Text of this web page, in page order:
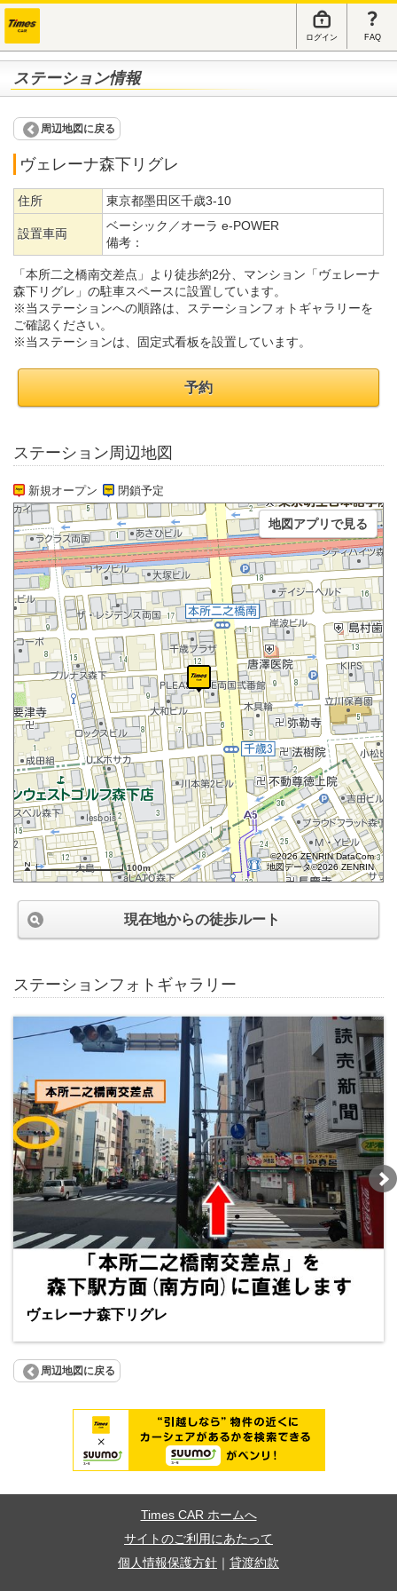
ログイン FAQ
ステーション情報
周辺地図に戻る
ヴェレーナ森下リグレ
住所 東京都墨田区千歳3-10
設置車両
ベーシック／オーラ e-POWER
備考：
「本所二之橋南交差点」より徒歩約2分、マンション「ヴェレーナ
森下リグレ」の駐車スペースに設置しています。
※当ステーションへの順路は、ステーションフォトギャラリーを
ご確認ください。
※当ステーションは、固定式看板を設置しています。
予約
ステーション周辺地図
新規オープン 閉鎖予定
100m
©2026 ZENRIN DataCom
地図データ©2026 ZENRIN
地図アプリで見る
現在地からの徒歩ルート
ステーションフォトギャラリー
ヴェレーナ森下リグレ
周辺地図に戻る
Times CAR ホームへ
サイトのご利用にあたって
個人情報保護方針
貸渡約款